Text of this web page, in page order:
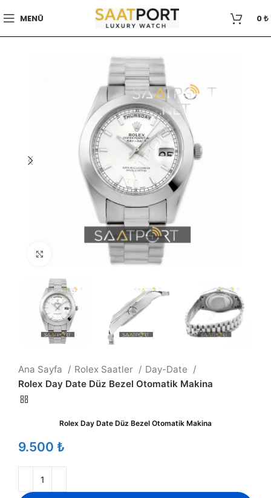
MENÜ 0₺
Büyütmek için tıklayın
Ana Sayfa Rolex Saatler
Day-Date
Rolex Day Date Düz Bezel Otomatik Makina
Rolex Day Date Düz Bezel Otomatik Makina
₺